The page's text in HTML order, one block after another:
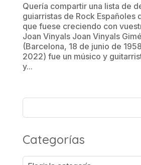
Quería compartir una lista de
guiarristas de Rock Españoles
que fuese creciendo con
Joan Vinyals Joan Vinyals
(Barcelona, 18 de junio de
2022) fue un músico y
y...
Categorías
Categorías